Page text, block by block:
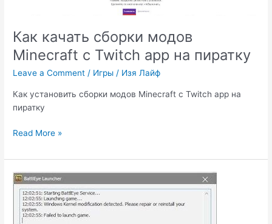
Как качать сборки модов
Minecraft с Twitch app на пиратку
Leave a Comment / Игры / Изя Лайф
Как установить сборки модов Minecraft с Twitch app на
пиратку
Как
сборки
модов
Minecraft
Twitch
Read More »